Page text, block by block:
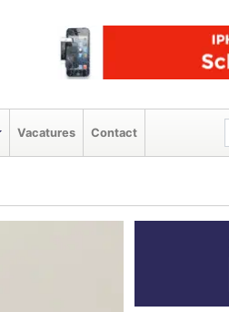
Vacatures Contact